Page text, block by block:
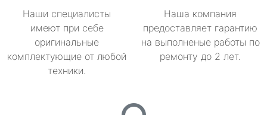
Наши специалисты
имеют при себе
оригинальные
комплектующие от любой
техники.
Наша компания
предоставляет гарантию
на выполненые работы по
ремонту до 2 лет.